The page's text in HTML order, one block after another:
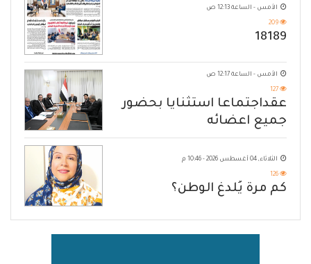
الأمس - الساعة 12:13 ص
209
18189
الأمس - الساعة 12:17 ص
127
عقداجتماعا استثنايا بحضور
جميع اعضائه
الثلاثاء, 04 أغسطس 2026 - 10:46 م
126
كم مرة يُلدغ الوطن؟